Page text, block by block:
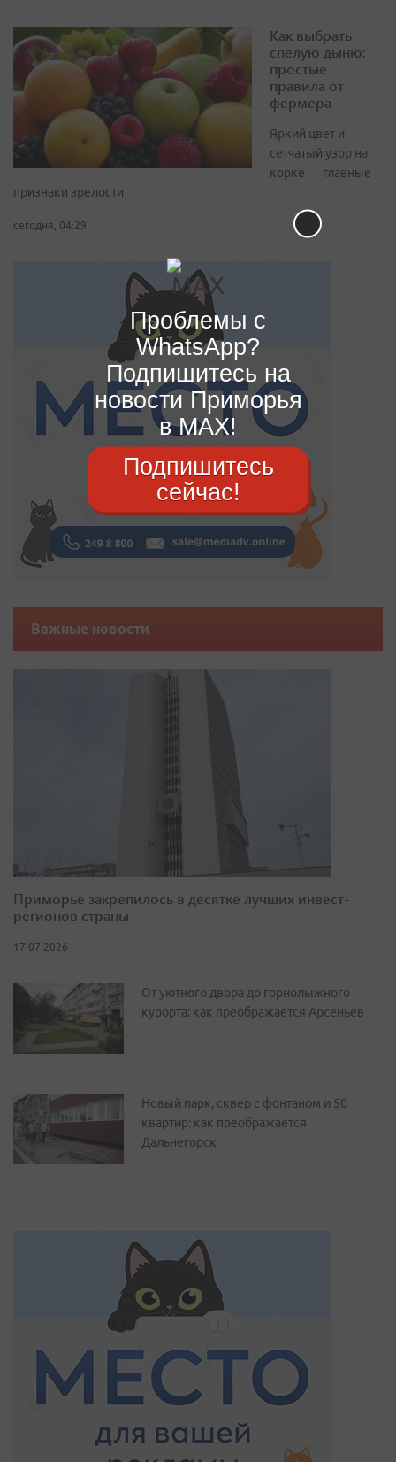
Как выбрать
спелую дыню:
простые
правила от
фермера
Яркий цвет и
сетчатый узор на
корке — главные
признаки зрелости
сегодня, 04:29
Важные новости
Приморье закрепилось в десятке лучших инвест-
регионов страны
17.07.2026
От уютного двора до горнолыжного
курорта: как преображается Арсеньев
Новый парк, сквер с фонтаном и 50
квартир: как преображается
Дальнегорск
Проблемы с
WhatsApp?
Подпишитесь на
новости Приморья
в MAX!
Подпишитесь
сейчас!